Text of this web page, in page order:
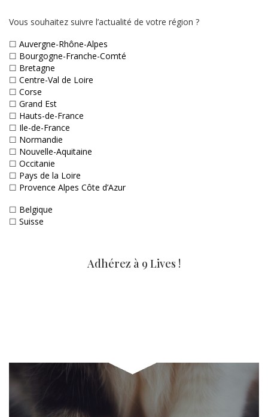
Vous souhaitez suivre l’actualité de votre région ?
☐ Auvergne-Rhône-Alpes
☐ Bourgogne-Franche-Comté
☐ Bretagne
☐ Centre-Val de Loire
☐ Corse
☐ Grand Est
☐ Hauts-de-France
☐ Ile-de-France
☐ Normandie
☐ Nouvelle-Aquitaine
☐ Occitanie
☐ Pays de la Loire
☐ Provence Alpes Côte d’Azur
☐ Belgique
☐ Suisse
Adhérez à 9 Lives !